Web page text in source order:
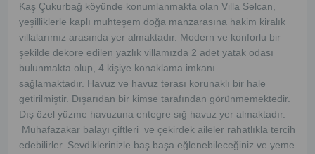
Kaş Çukurbağ köyünde konumlanmakta olan Villa Selcan,
yeşilliklerle kaplı muhteşem doğa manzarasına hakim kiralık
villalarımız arasında yer almaktadır. Modern ve konforlu bir
şekilde dekore edilen yazlık villamızda 2 adet yatak odası
bulunmakta olup, 4 kişiye konaklama imkanı
sağlamaktadır. Havuz ve havuz terası korunaklı bir hale
getirilmiştir. Dışarıdan bir kimse tarafından görünmemektedir.
Dış özel yüzme havuzuna entegre sığ havuz yer almaktadır.
Muhafazakar balayı çiftleri ve çekirdek aileler rahatlıkla tercih
edebilirler. Sevdiklerinizle baş başa eğlenebileceğiniz ve yeme